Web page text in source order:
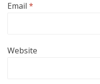
Email *
Website